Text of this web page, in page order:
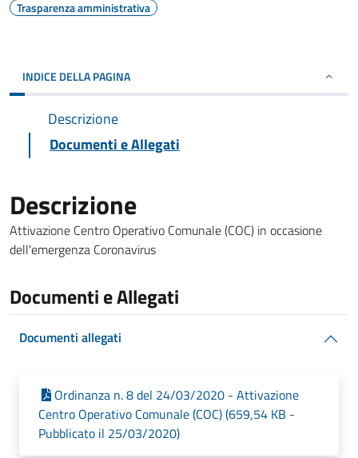
Trasparenza amministrativa
INDICE DELLA PAGINA
Descrizione
Documenti e Allegati
Descrizione
Attivazione Centro Operativo Comunale (COC) in occasione
dell'emergenza Coronavirus
Documenti e Allegati
Documenti allegati
Ordinanza n. 8 del 24/03/2020 - Attivazione
Centro Operativo Comunale (COC) (659,54 KB -
Pubblicato il 25/03/2020)